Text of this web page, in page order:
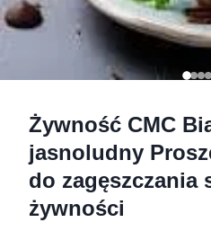
Żywność CMC
jasnoludny
do zagęszczania
żywności